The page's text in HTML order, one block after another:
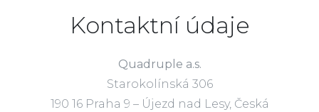
Kontaktní údaje
Quadruple a.s.
Starokolínská 306
190 16 Praha 9 – Újezd nad Lesy, Česká